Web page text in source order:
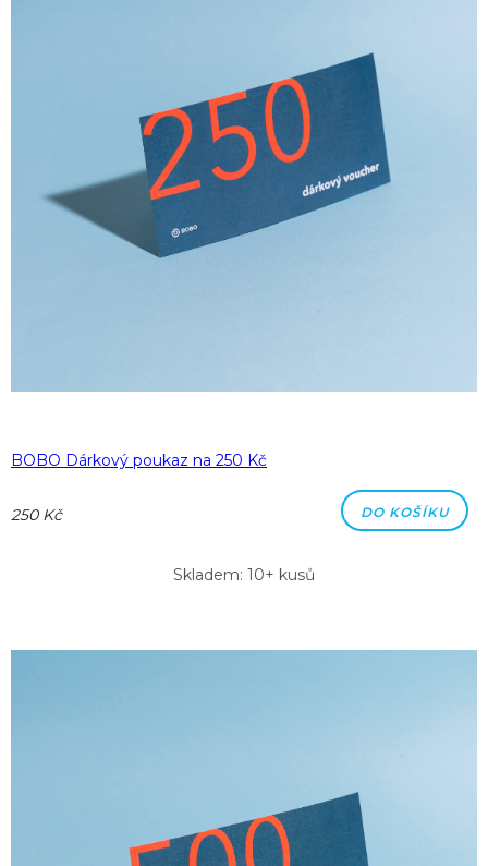
BOBO Dárkový poukaz na 250 Kč
250 Kč DO KOŠÍKU
Skladem: 10+ kusů